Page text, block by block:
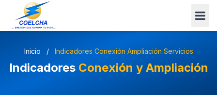
Inicio / Indicadores Conexión Ampliación Servicios
Indicadores Conexión y Ampliación